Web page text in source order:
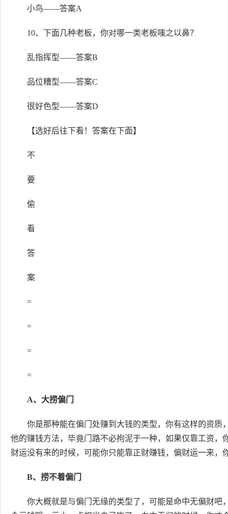
小鸟——答案A
10、下面几种老板，你对哪一类老板嗤之以鼻？
乱指挥型——答案B
品位糟型——答案C
很好色型——答案D
【选好后往下看！答案在下面】
不
要
偷
看
答
案
=
=
=
=
A、大捞偏门
你是那种能在偏门处赚到大钱的类型，你有这样的资
他的赚钱方法，毕竟门路不必拘泥于一种，如果仅靠工资
财运没有来的时候，可能你只能靠正财赚钱，偏财运一来，
B、捞不着偏门
你大概就是与偏门无缘的类型了，可能是命中无偏财